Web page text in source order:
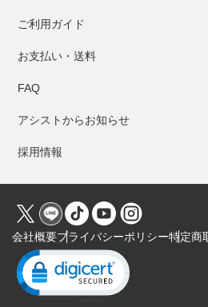
ご利用ガイド
お支払い・送料
FAQ
アシストからお知らせ
採用情報
会社概要プライバシーポリシー特定商
Click to open certificate